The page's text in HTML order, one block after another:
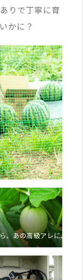
りで丁寧に育
かに？
、あの高級アレに、